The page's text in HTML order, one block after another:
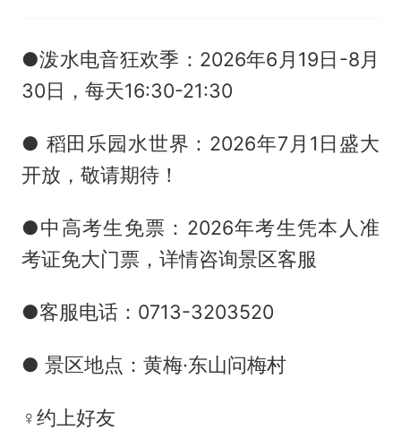
●泼水电音狂欢季：2026年6月19日-8月
30日，每天16:30-21:30
● 稻田乐园水世界：2026年7月1日盛大
开放，敬请期待！
●中高考生免票：2026年考生凭本人准
考证免大门票，详情咨询景区客服
●客服电话：0713-3203520
● 景区地点：黄梅·东山问梅村
‍♀️约上好友